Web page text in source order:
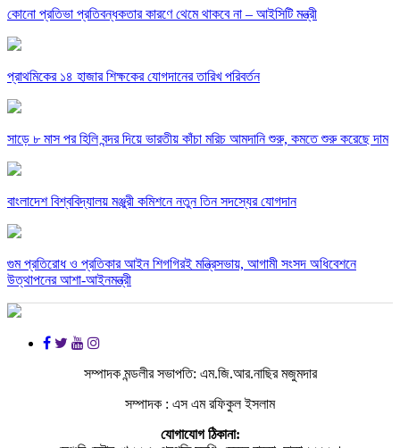
কোনো প্রতিভা প্রতিবন্ধকতার কারণে থেমে থাকবে না – আইসিটি মন্ত্রী
প্রাথমিকের ১৪ হাজার শিক্ষকের যোগদানের তারিখ পরিবর্তন
সাড়ে ৮ মাস পর হিলি বন্দর দিয়ে ভারতীয় কাঁচা মরিচ আমদানি শুরু, কমতে শুরু করেছে দাম
বাংলাদেশ বিশ্ববিদ্যালয় মঞ্জুরী কমিশনে নতুন তিন সদস্যের যোগদান
গুম প্রতিরোধ ও প্রতিকার আইন শিগগিরই মন্ত্রিসভায়, আগামী সংসদ অধিবেশনে
উত্থাপনের আশা-আইনমন্ত্রী
সম্পাদক মন্ডলীর সভাপতি: এম.জি.আর.নাছির মজুমদার
সম্পাদক : এস এম রফিকুল ইসলাম
যোগাযোগ ঠিকানা: